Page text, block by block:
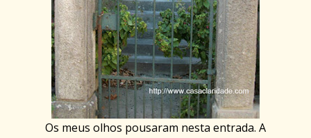
Os meus olhos pousaram nesta entrada. A